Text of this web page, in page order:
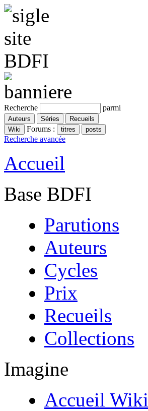
Recherche parmi
Forums :
Recherche avancée
Accueil
Base BDFI
Parutions
Auteurs
Cycles
Prix
Recueils
Collections
Imagine
Accueil Wiki